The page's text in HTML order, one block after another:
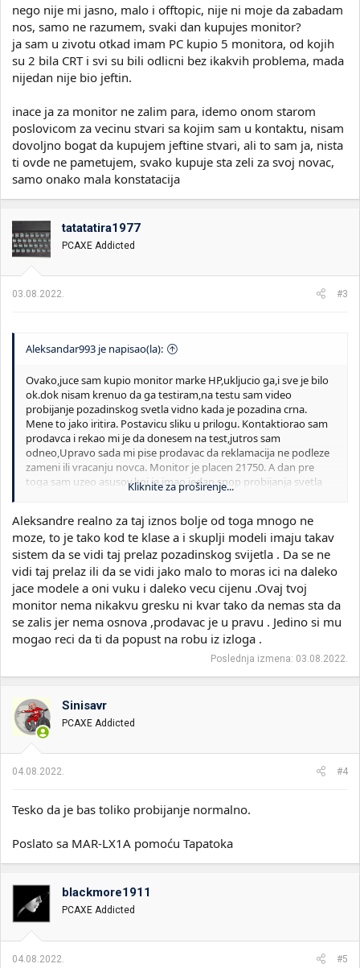
nego nije mi jasno, malo i offtopic, nije ni moje da zabadam
nos, samo ne razumem, svaki dan kupujes monitor?
ja sam u zivotu otkad imam PC kupio 5 monitora, od kojih
su 2 bila CRT i svi su bili odlicni bez ikakvih problema, mada
nijedan nije bio jeftin.
inace ja za monitor ne zalim para, idemo onom starom
poslovicom za vecinu stvari sa kojim sam u kontaktu, nisam
dovoljno bogat da kupujem jeftine stvari, ali to sam ja, nista
ti ovde ne pametujem, svako kupuje sta zeli za svoj novac,
samo onako mala konstatacija
tatatatira1977
PCAXE Addicted
03.08.2022. #3
Aleksandar993 je napisao(la):
Ovako,juce sam kupio monitor marke HP,ukljucio ga,i sve je bilo
ok.dok nisam krenuo da ga testiram,na testu sam video
probijanje pozadinskog svetla vidno kada je pozadina crna.
Mene to jako iritira. Postavicu sliku u prilogu. Kontaktiorao sam
prodavca i rekao mi je da donesem na test,jutros sam
odneo,Upravo sada mi pise prodavac da reklamacija ne podleze
zameni ili vracanju novca. Monitor je placen 21750. A dan pre
toga sam uzeo asusov,koj je imao jedan snop probijanja svetla
na sredini. Reklamirao sam i dobio zamenu ovaj monitor. Takodje
zapakovani,tj neodpakovani. Sta da radim dalje,ja u ovo nema
sanse da gledam jer jako puno iritira. Videti slike u prilogu,pa mi
pomozite,da li je ovako nesto normalno ili ne....Pogledajte prilog
47034
Kliknite za proširenje...
Aleksandre realno za taj iznos bolje od toga mnogo ne
moze, to je tako kod te klase a i skuplji modeli imaju takav
sistem da se vidi taj prelaz pozadinskog svijetla . Da se ne
vidi taj prelaz ili da se vidi jako malo to moras ici na daleko
jace modele a oni vuku i daleko vecu cijenu .Ovaj tvoj
monitor nema nikakvu gresku ni kvar tako da nemas sta da
se zalis jer nema osnova ,prodavac je u pravu . Jedino si mu
mogao reci da ti da popust na robu iz izloga .
Poslednja izmena: 03.08.2022.
Sinisavr
PCAXE Addicted
04.08.2022. #4
Tesko da je bas toliko probijanje normalno.
Poslato sa MAR-LX1A pomoću Tapatoka
blackmore1911
PCAXE Addicted
04.08.2022. #5